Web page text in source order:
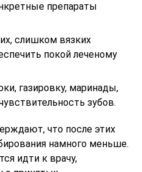
препараты
слишком вязких
покой леченому
газировку, маринады,
зубов.
что после этих
намного меньше.
идти к врачу,